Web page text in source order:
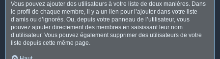
Vous pouvez ajouter des utilisateurs à votre liste de deux manières. Dans
le profil de chaque membre, il y a un lien pour l’ajouter dans votre liste
d’amis ou d’ignorés. Ou, depuis votre panneau de l’utilisateur, vous
pouvez ajouter directement des membres en saisissant leur nom
d’utilisateur. Vous pouvez également supprimer des utilisateurs de votre
liste depuis cette même page.